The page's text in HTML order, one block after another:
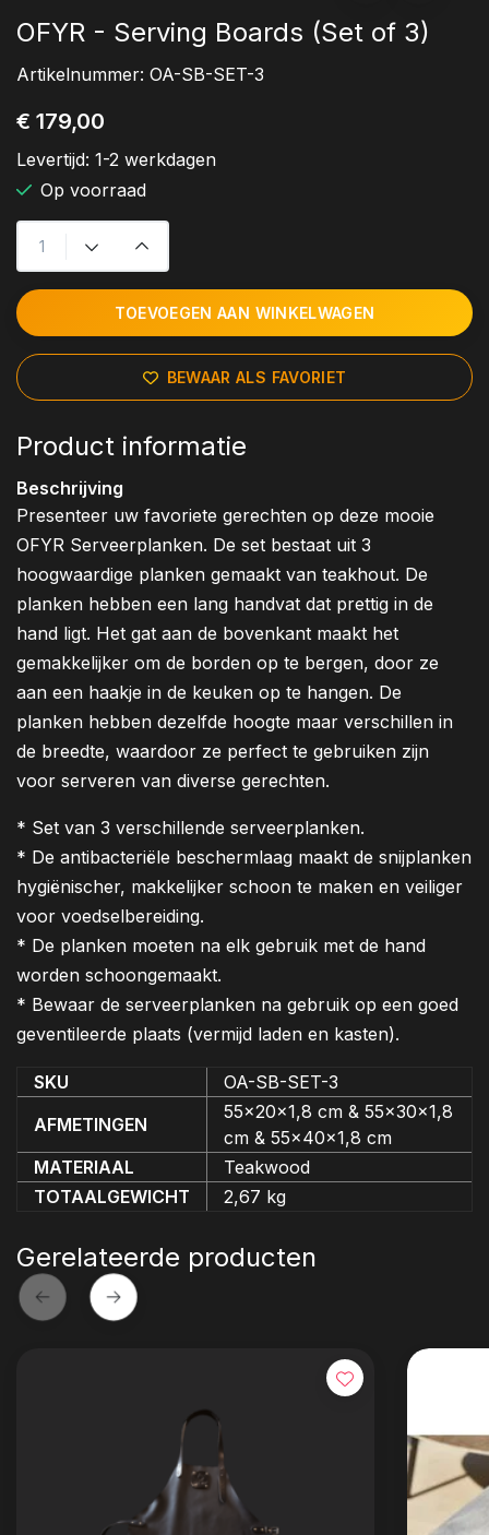
OFYR - Serving Boards (Set of 3)
Artikelnummer: OA-SB-SET-3
€ 179,00
Levertijd: 1-2 werkdagen
Op voorraad
TOEVOEGEN AAN WINKELWAGEN
BEWAAR ALS FAVORIET
Product informatie
Beschrijving
Presenteer uw favoriete gerechten op deze mooie
OFYR Serveerplanken. De set bestaat uit 3
hoogwaardige planken gemaakt van teakhout. De
planken hebben een lang handvat dat prettig in de
hand ligt. Het gat aan de bovenkant maakt het
gemakkelijker om de borden op te bergen, door ze
aan een haakje in de keuken op te hangen. De
planken hebben dezelfde hoogte maar verschillen in
de breedte, waardoor ze perfect te gebruiken zijn
voor serveren van diverse gerechten.
* Set van 3 verschillende serveerplanken.
* De antibacteriële beschermlaag maakt de snijplanken
hygiënischer, makkelijker schoon te maken en veiliger
voor voedselbereiding.
* De planken moeten na elk gebruik met de hand
worden schoongemaakt.
* Bewaar de serveerplanken na gebruik op een goed
geventileerde plaats (vermijd laden en kasten).
SKU
OA-SB-SET-3
AFMETINGEN
55x20x1,8 cm & 55x30x1,8
cm & 55x40x1,8 cm
MATERIAAL
Teakwood
TOTAALGEWICHT
2,67 kg
Gerelateerde producten